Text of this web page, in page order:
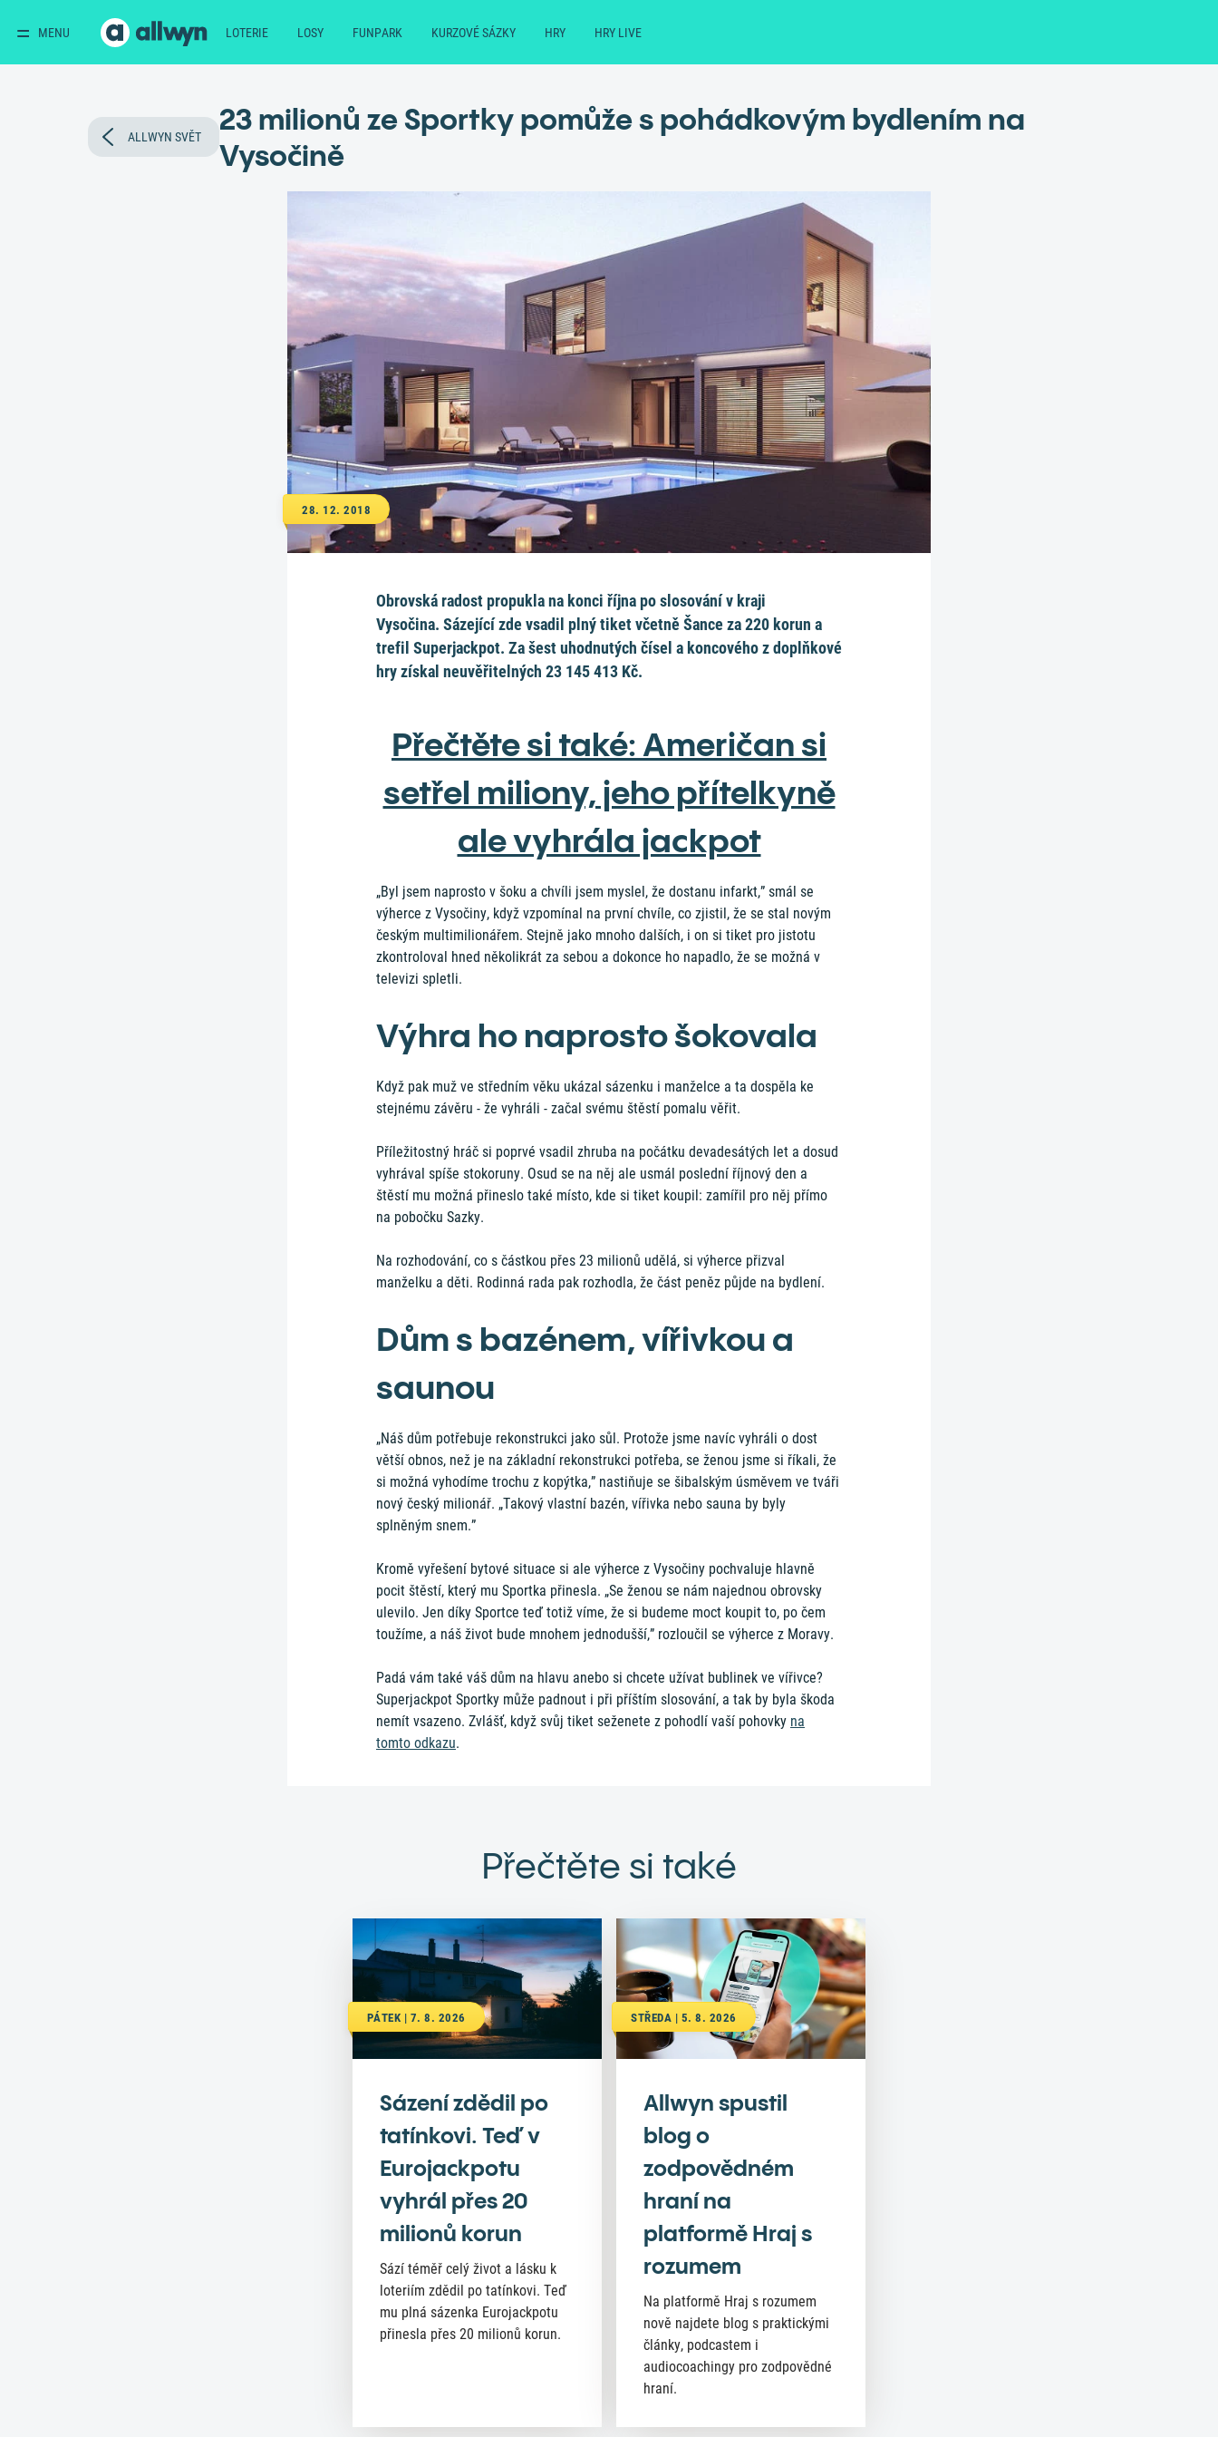
MENU LOTERIE LOSY FUNPARK KURZOVÉ SÁZKY HRY HRY LIVE
ALLWYN SVĚT
23 milionů ze Sportky pomůže s pohádkovým bydlením na
Vysočině
28. 12. 2018
Obrovská radost propukla na konci října po slosování v kraji
Vysočina. Sázející zde vsadil plný tiket včetně Šance za 220 korun a
trefil Superjackpot. Za šest uhodnutých čísel a koncového z doplňkové
hry získal neuvěřitelných 23 145 413 Kč.
Přečtěte si také: Američan si
setřel miliony, jeho přítelkyně
ale vyhrála jackpot
„Byl jsem naprosto v šoku a chvíli jsem myslel, že dostanu infarkt,” smál se
výherce z Vysočiny, když vzpomínal na první chvíle, co zjistil, že se stal novým
českým multimilionářem. Stejně jako mnoho dalších, i on si tiket pro jistotu
zkontroloval hned několikrát za sebou a dokonce ho napadlo, že se možná v
televizi spletli.
Výhra ho naprosto šokovala
Když pak muž ve středním věku ukázal sázenku i manželce a ta dospěla ke
stejnému závěru - že vyhráli - začal svému štěstí pomalu věřit.
Příležitostný hráč si poprvé vsadil zhruba na počátku devadesátých let a dosud
vyhrával spíše stokoruny. Osud se na něj ale usmál poslední říjnový den a
štěstí mu možná přineslo také místo, kde si tiket koupil: zamířil pro něj přímo
na pobočku Sazky.
Na rozhodování, co s částkou přes 23 milionů udělá, si výherce přizval
manželku a děti. Rodinná rada pak rozhodla, že část peněz půjde na bydlení.
Dům s bazénem, vířivkou a
saunou
„Náš dům potřebuje rekonstrukci jako sůl. Protože jsme navíc vyhráli o dost
větší obnos, než je na základní rekonstrukci potřeba, se ženou jsme si říkali, že
si možná vyhodíme trochu z kopýtka,” nastiňuje se šibalským úsměvem ve tváři
nový český milionář. „Takový vlastní bazén, vířivka nebo sauna by byly
splněným snem.”
Kromě vyřešení bytové situace si ale výherce z Vysočiny pochvaluje hlavně
pocit štěstí, který mu Sportka přinesla. „Se ženou se nám najednou obrovsky
ulevilo. Jen díky Sportce teď totiž víme, že si budeme moct koupit to, po čem
toužíme, a náš život bude mnohem jednodušší,” rozloučil se výherce z Moravy.
Padá vám také váš dům na hlavu anebo si chcete užívat bublinek ve vířivce?
Superjackpot Sportky může padnout i při příštím slosování, a tak by byla škoda
nemít vsazeno. Zvlášť, když svůj tiket seženete z pohodlí vaší pohovky na
tomto odkazu.
Přečtěte si také
PÁTEK | 7. 8. 2026
Sázení zdědil po
tatínkovi. Teď v
Eurojackpotu
vyhrál přes 20
milionů korun
Sází téměř celý život a lásku k
loteriím zdědil po tatínkovi. Teď
mu plná sázenka Eurojackpotu
přinesla přes 20 milionů korun.
STŘEDA | 5. 8. 2026
Allwyn spustil
blog o
zodpovědném
hraní na
platformě Hraj s
rozumem
Na platformě Hraj s rozumem
nově najdete blog s praktickými
články, podcastem i
audiocoachingy pro zodpovědné
hraní.